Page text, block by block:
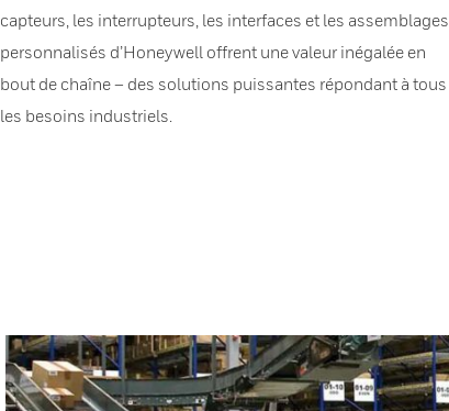
capteurs, les interrupteurs, les interfaces et les assemblages
personnalisés d’Honeywell offrent une valeur inégalée en
bout de chaîne – des solutions puissantes répondant à tous
les besoins industriels.